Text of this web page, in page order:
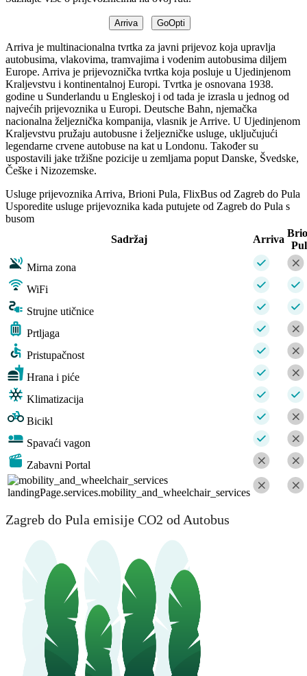
Arriva GoOpti
Arriva je multinacionalna tvrtka za javni prijevoz koja upravlja
autobusima, vlakovima, tramvajima i vodenim autobusima diljem
Europe. Arriva je prijevoznička tvrtka koja posluje u Ujedinjenom
Kraljevstvu i kontinentalnoj Europi. Tvrtka je osnovana 1938.
godine u Sunderlandu u Engleskoj i od tada je izrasla u jednog od
najvećih prijevoznika u Europi. Deutsche Bahn, njemačka
nacionalna željeznička kompanija, vlasnik je Arrive. U Ujedinjenom
Kraljevstvu pružaju autobusne i željezničke usluge, uključujući
legendarne crvene autobuse na kat u Londonu. Također su
uspostavili jake tržišne pozicije u zemljama poput Danske, Švedske,
Češke i Nizozemske.
Usluge prijevoznika Arriva, Brioni Pula, FlixBus od Zagreb do Pula
Usporedite usluge prijevoznika kada putujete od Zagreb do Pula s
busom
Sadržaj
Arriva
Mirna zona
WiFi
Strujne utičnice
Prtljaga
Pristupačnost
Hrana i piće
Klimatizacija
Bicikl
Spavaći vagon
Zabavni Portal
landingPage.services.mobility_and_wheelchair_services
Zagreb do Pula emisije CO2 od Autobus